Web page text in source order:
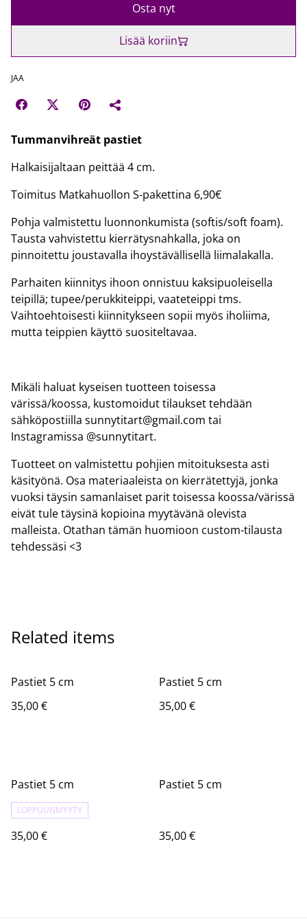
Osta nyt
Lisää koriin
JAA
Tummanvihreät pastiet
Halkaisijaltaan peittää 4 cm.
Toimitus Matkahuollon S-pakettina 6,90€
Pohja valmistettu luonnonkumista (softis/soft foam).
Tausta vahvistettu kierrätysnahkalla, joka on
pinnoitettu joustavalla ihoystävällisellä liimalakalla.
Parhaiten kiinnitys ihoon onnistuu kaksipuoleisella
teipillä; tupee/perukkiteippi, vaateteippi tms.
Vaihtoehtoisesti kiinnitykseen sopii myös iholiima,
mutta teippien käyttö suositeltavaa.
Mikäli haluat kyseisen tuotteen toisessa
värissä/koossa, kustomoidut tilaukset tehdään
sähköpostiilla sunnytitart@gmail.com tai
Instagramissa @sunnytitart.
Tuotteet on valmistettu pohjien mitoituksesta asti
käsityönä. Osa materiaaleista on kierrätettyjä, jonka
vuoksi täysin samanlaiset parit toisessa koossa/värissä
eivät tule täysinä kopioina myytävänä olevista
malleista. Otathan tämän huomioon custom-tilausta
tehdessäsi <3
Related items
Pastiet 5 cm
35,00 €
Pastiet 5 cm
35,00 €
Pastiet 5 cm
LOPPUUNMYYTY
35,00 €
Pastiet 5 cm
35,00 €